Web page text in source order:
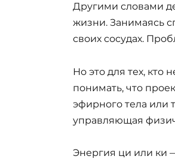
Другими словами
жизни. Занимаясь
своих сосудах.
Но это для тех, кто
понимать, что
эфирного тела или
управляющая
Энергия ци или ки